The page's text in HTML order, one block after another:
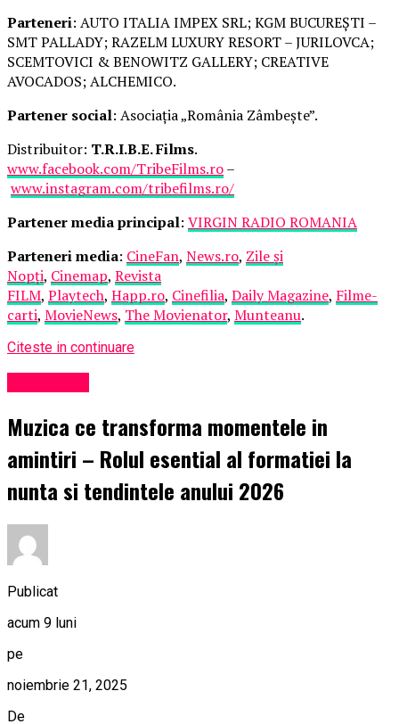
Parteneri: AUTO ITALIA IMPEX SRL; KGM BUCUREȘTI –
SMT PALLADY; RAZELM LUXURY RESORT – JURILOVCA;
SCEMTOVICI & BENOWITZ GALLERY; CREATIVE
AVOCADOS; ALCHEMICO.
Partener social: Asociația „România Zâmbește”.
Distribuitor: T.R.I.B.E. Films.
www.facebook.com/TribeFilms.ro–
www.instagram.com/tribefilms.ro/
Partener media principal: VIRGIN RADIO ROMANIA
Parteneri media: CineFan, News.ro, Zile și
Nopți, Cinemap, Revista
FILM, Playtech, Happ.ro, Cinefilia, Daily Magazine, Filme-
carti, MovieNews, The Movienator, Munteanu.
Citeste in continuare
Muzica ce transforma momentele in
amintiri – Rolul esential al formatiei la
nunta si tendintele anului 2026
Publicat
acum 9 luni
pe
noiembrie 21, 2025
De